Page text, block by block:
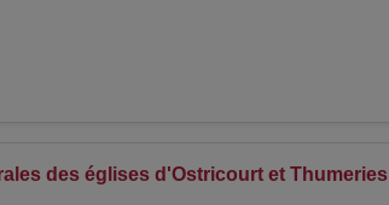
des églises d'Ostricourt et Thumeries